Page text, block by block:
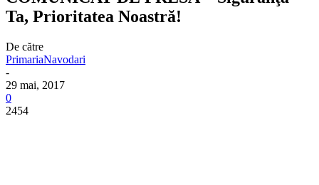
Ta, Prioritatea Noastră!
De către
PrimariaNavodari
-
29 mai, 2017
0
2454